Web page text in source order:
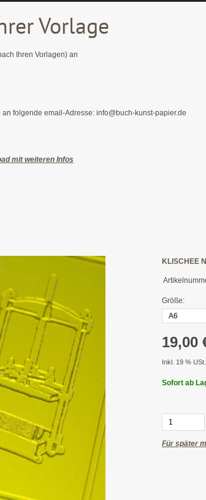
Vorlage
Ihren Vorlagen) an
folgende email-Adresse: info@buch-kunst-papier.de
mit weiteren Infos
KLISCHEE
Größe:
19,00
Inkl. 19 %
Sofort ab
Für später